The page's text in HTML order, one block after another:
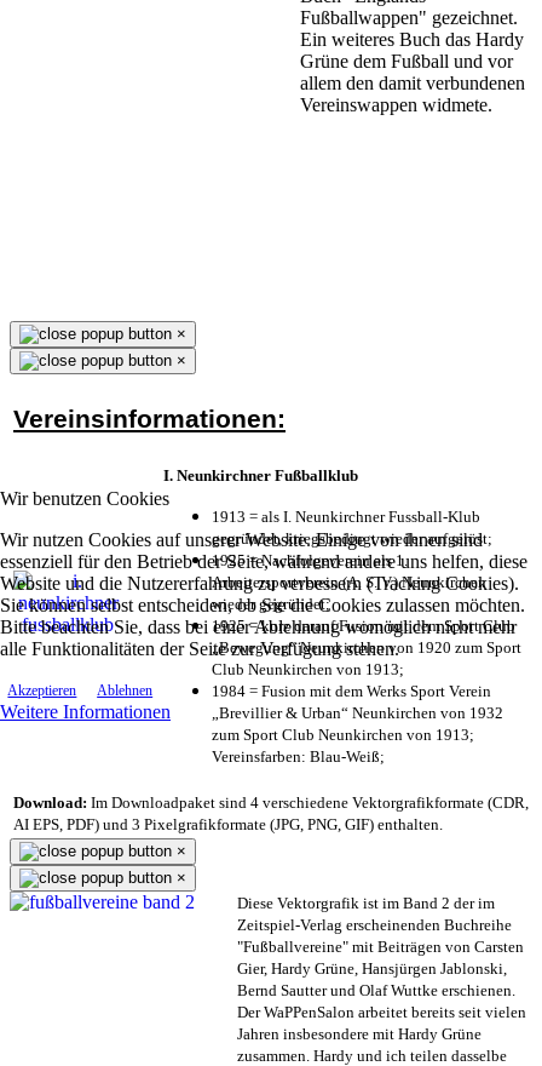
Wir benutzen Cookies
Wir nutzen Cookies auf unserer Website. Einige von ihnen sind
essenziell für den Betrieb der Seite, während andere uns helfen, diese
Website und die Nutzererfahrung zu verbessern (Tracking Cookies).
Sie können selbst entscheiden, ob Sie die Cookies zulassen möchten.
Bitte beachten Sie, dass bei einer Ablehnung womöglich nicht mehr
alle Funktionalitäten der Seite zur Verfügung stehen.
Akzeptieren Ablehnen
Weitere Informationen
Fußballwappen" gezeichnet.
Ein weiteres Buch das Hardy
Grüne dem Fußball und vor
allem den damit verbundenen
Vereinswappen widmete.
×
×
Vereinsinformationen:
I. Neunkirchner Fußballklub
1913 = als I. Neunkirchner Fussball-Klub
gegründet, kriegsbedingt wieder aufgelöst;
1925 = Nachfolgeverein als 1.
Arbeitersportverein (A. S. V.) Neunkirchen
wieder gegründet;
1925 = kurz darauf Fusion mit dem Sport Club
„Bewegung“ Neunkirchen von 1920 zum Sport
Club Neunkirchen von 1913;
1984 = Fusion mit dem Werks Sport Verein
„Brevillier & Urban“ Neunkirchen von 1932
zum Sport Club Neunkirchen von 1913;
Vereinsfarben: Blau-Weiß;
Download: Im Downloadpaket sind 4 verschiedene Vektorgrafikformate (CDR,
AI EPS, PDF) und 3 Pixelgrafikformate (JPG, PNG, GIF) enthalten.
×
×
Diese Vektorgrafik ist im Band 2 der im
Zeitspiel-Verlag erscheinenden Buchreihe
"Fußballvereine" mit Beiträgen von Carsten
Gier, Hardy Grüne, Hansjürgen Jablonski,
Bernd Sautter und Olaf Wuttke erschienen.
Der WaPPenSalon arbeitet bereits seit vielen
Jahren insbesondere mit Hardy Grüne
zusammen. Hardy und ich teilen dasselbe